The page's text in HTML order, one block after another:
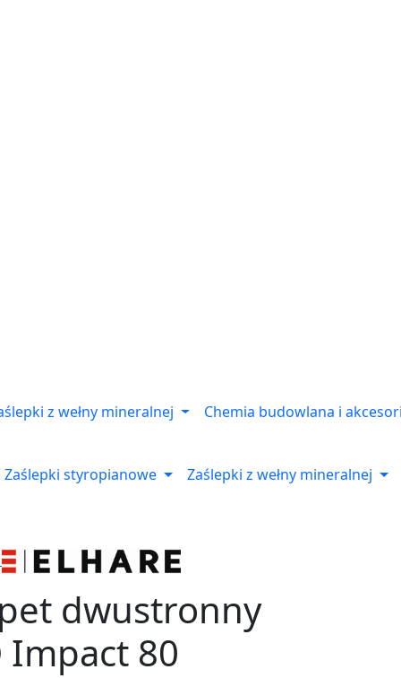
z wełny mineralnej Chemia budowlana i
Zaślepki styropianowe Zaślepki z wełny mineralnej
dwustronny
Impact 80